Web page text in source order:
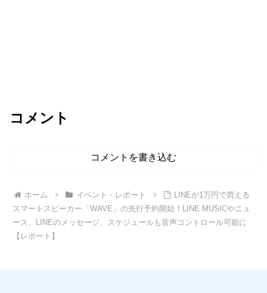
コメント
コメントを書き込む
ホーム イベント・レポート
LINEが1万円で買える
スマートスピーカー「WAVE」の先行予約開始！LINE MUSICやニュ
ース、LINEのメッセージ、スケジュールも音声コントロール可能に
【レポート】